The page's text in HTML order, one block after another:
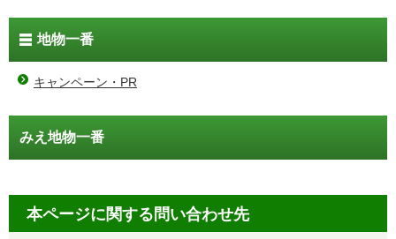
地物一番
キャンペーン・PR
みえ地物一番
本ページに関する問い合わせ先